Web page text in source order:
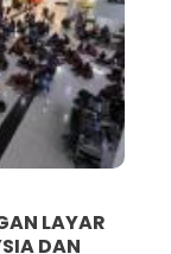
LAYAR
DAN